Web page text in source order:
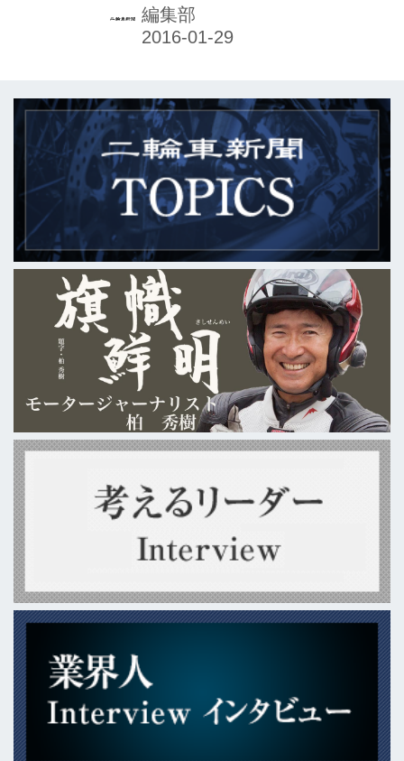
傑会長）を設立した。すでにスペイン
とドイツのスクーター販売台数でトッ
日本国内での展開が注目される中、こ
のほど台湾本国工場や専売店、用品供
給会社の実情を直接見てもらおうと、
二輪専門誌編集長らの視察会を開催し
た。
編集部